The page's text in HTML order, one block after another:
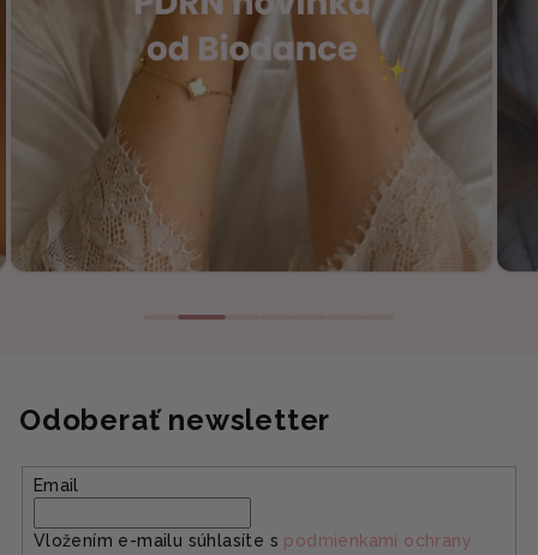
Odoberať newsletter
Email
Vložením e-mailu súhlasíte s podmienkami ochrany